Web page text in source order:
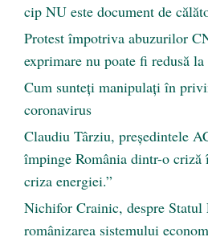
cip NU este document de
Protest împotriva abuzurilor
exprimare nu poate fi redusă la
Cum sunteți manipulați în
coronavirus
Claudiu Târziu, președintele
împinge România dintr-o
criza energiei.”
Nichifor Crainic, despre Statul
românizarea sistemului